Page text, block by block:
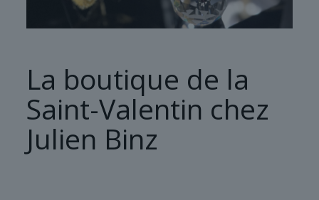
La boutique de la
Saint-Valentin chez
Julien Binz